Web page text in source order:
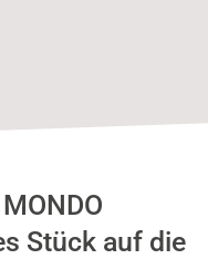
Stück auf die